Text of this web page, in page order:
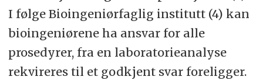
konsensus. Basert på de tidligere
kartlagte forskningsområdene i del 1
av studien, samt annen forskning, ble
det utarbeidet et spørreskjema hvor
2), we have moved on to investigate
which research areas biomedical
laboratory scientists in medical
biochemistry consider most
I følge Bioingeniørfaglig institutt (4) kan
bioingeniørene ha ansvar for alle
prosedyrer, fra en laboratorieanalyse
rekvireres til et godkjent svar foreligger.